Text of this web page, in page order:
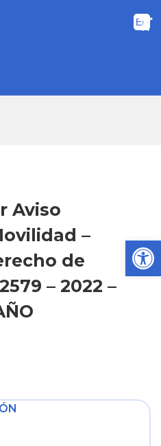
Aviso
–
de
– 2022 –